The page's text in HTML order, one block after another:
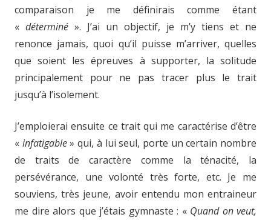
comparaison je me définirais comme étant
« déterminé ». J’ai un objectif, je m’y tiens et ne
renonce jamais, quoi qu’il puisse m’arriver, quelles
que soient les épreuves à supporter, la solitude
principalement pour ne pas tracer plus le trait
jusqu’à l’isolement.
J’emploierai ensuite ce trait qui me caractérise d’être
« infatigable» qui, à lui seul, porte un certain nombre
de traits de caractère comme la ténacité, la
persévérance, une volonté très forte, etc. Je me
souviens, très jeune, avoir entendu mon entraineur
me dire alors que j’étais gymnaste : « Quand on veut,